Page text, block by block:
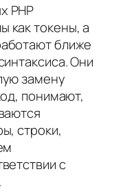
PHP
как токены, а
ближе
Они
замену
понимают,
строки,
с